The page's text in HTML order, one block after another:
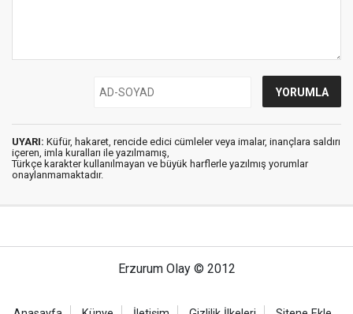
UYARI: Küfür, hakaret, rencide edici cümleler veya imalar, inançlara saldırı
içeren, imla kuralları ile yazılmamış,
Türkçe karakter kullanılmayan ve büyük harflerle yazılmış yorumlar
onaylanmamaktadır.
Erzurum Olay © 2012